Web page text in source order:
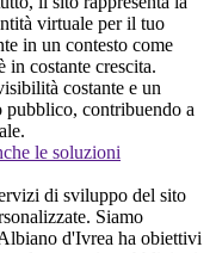
virtuale per il tuo
in un contesto come
costante crescita.
costante e un
pubblico, contribuendo a
le soluzioni
di sviluppo del sito
Siamo
d'Ivrea ha obiettivi